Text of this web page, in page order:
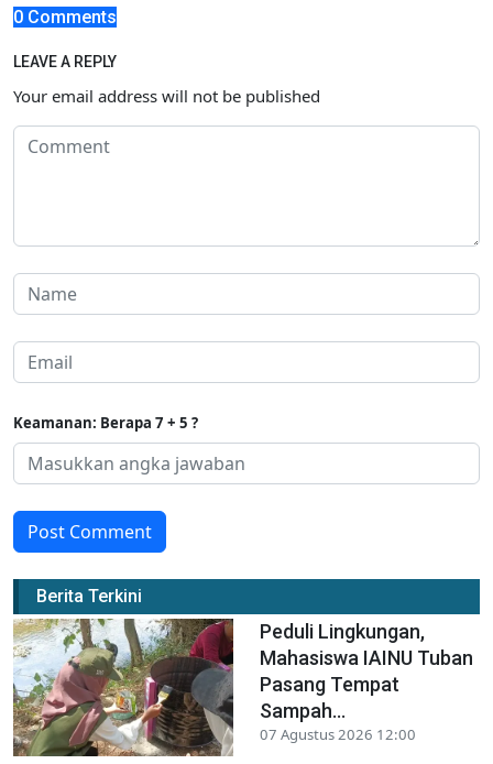
0 Comments
LEAVE A REPLY
Your email address will not be published
Keamanan: Berapa 7 + 5 ?
Post Comment
Berita Terkini
Peduli Lingkungan,
Mahasiswa IAINU Tuban
Pasang Tempat
Sampah...
07 Agustus 2026 12:00